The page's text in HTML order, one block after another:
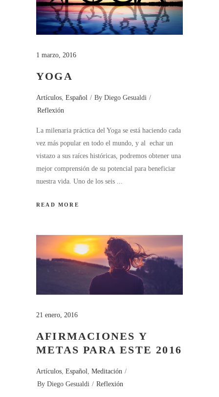
1 marzo, 2016
YOGA
Artículos Español By Diego Gesualdi
Reflexión
La milenaria práctica del Yoga se está haciendo cada
vez más popular en todo el mundo, y al echar un
vistazo a sus raíces históricas, podremos obtener una
mejor comprensión de su potencial para beneficiar
nuestra vida. Uno de los seis
READ MORE
21 enero, 2016
AFIRMACIONES Y
METAS PARA ESTE 2016
Artículos Español
Meditación
By Diego Gesualdi Reflexión